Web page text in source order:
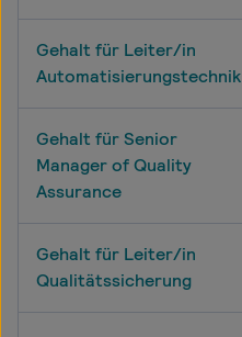
Gehalt für Leiter/in
Automatisierungstechnik
Gehalt für Senior
Manager of Quality
Assurance
Gehalt für Leiter/in
Qualitätssicherung